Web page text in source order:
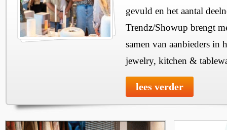
gevuld en het aantal
Trendz/Showup brengt
samen van aanbieders in
jewelry, kitchen &
lees verder